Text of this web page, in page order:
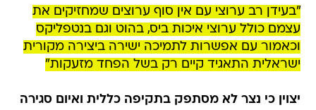
"בעידן רב ערוצי עם אין סוף ערוצים שמחזיקים את
עצמם כולל ערוצי איכות ביס, בהוט וגם בנטפליקס
וכאמור עם אפשרות לתמיכה ישירה ביצירה מקורית
ישראלית התאגיד קיים רק בשל הפחד מזעקות"
יצוין כי נצר לא מסתפק בתקיפה כללית ואיום סגירה